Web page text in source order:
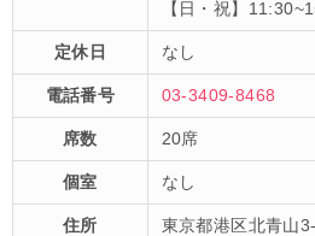
【日・祝】
定休日 なし
電話番号 03-3409-8468
席数 20席
個室 なし
住所 東京都港区北青山